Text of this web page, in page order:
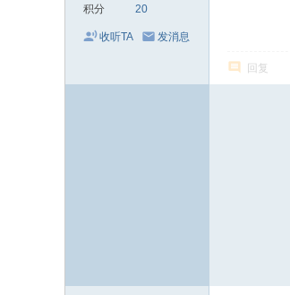
积分 20
收听TA 发消息
回复